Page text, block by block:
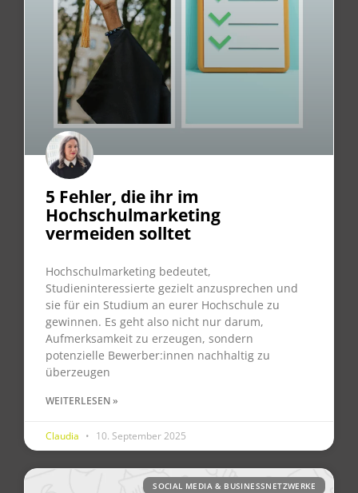
5 Fehler, die ihr im
Hochschulmarketing
vermeiden solltet
Hochschulmarketing bedeutet,
Studieninteressierte gezielt anzusprechen und
sie für ein Studium an eurer Hochschule zu
gewinnen. Es geht also nicht nur darum,
Aufmerksamkeit zu erzeugen, sondern
potenzielle Bewerber:innen nachhaltig zu
überzeugen
WEITERLESEN »
Claudia 10. September 2025
SOCIAL MEDIA & BUSINESSNETZWERKE